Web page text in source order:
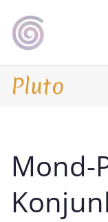
Inhalt
springen
Change
∞
Pluto
Mond-